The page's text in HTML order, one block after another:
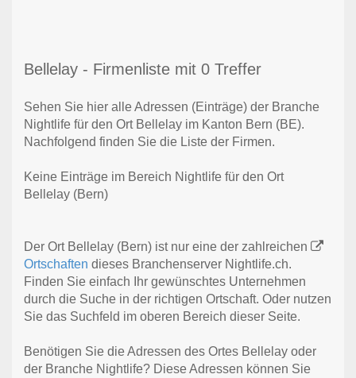
Bellelay - Firmenliste mit 0 Treffer
Sehen Sie hier alle Adressen (Einträge) der Branche
Nightlife für den Ort Bellelay im Kanton Bern (BE).
Nachfolgend finden Sie die Liste der Firmen.
Keine Einträge im Bereich Nightlife für den Ort
Bellelay (Bern)
Der Ort Bellelay (Bern) ist nur eine der zahlreichen
Ortschaften dieses Branchenserver Nightlife.ch.
Finden Sie einfach Ihr gewünschtes Unternehmen
durch die Suche in der richtigen Ortschaft. Oder nutzen
Sie das Suchfeld im oberen Bereich dieser Seite.
Benötigen Sie die Adressen des Ortes Bellelay oder
der Branche Nightlife? Diese Adressen können Sie